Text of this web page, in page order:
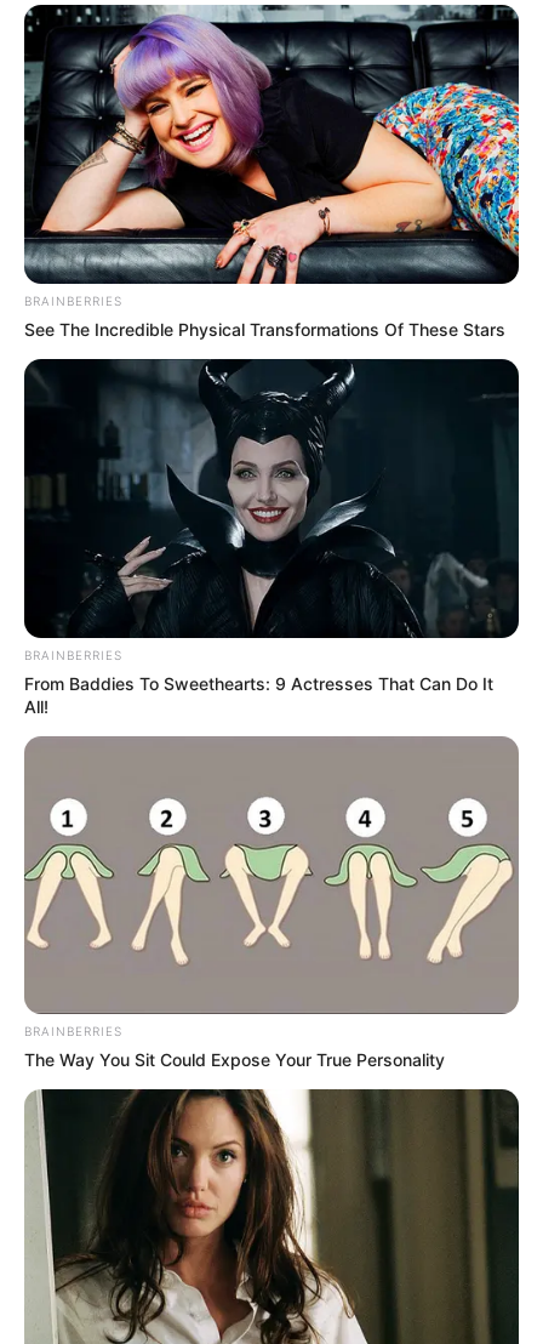
BRAINBERRIES
See The Incredible Physical Transformations Of These Stars
BRAINBERRIES
From Baddies To Sweethearts: 9 Actresses That Can Do It
All!
BRAINBERRIES
The Way You Sit Could Expose Your True Personality